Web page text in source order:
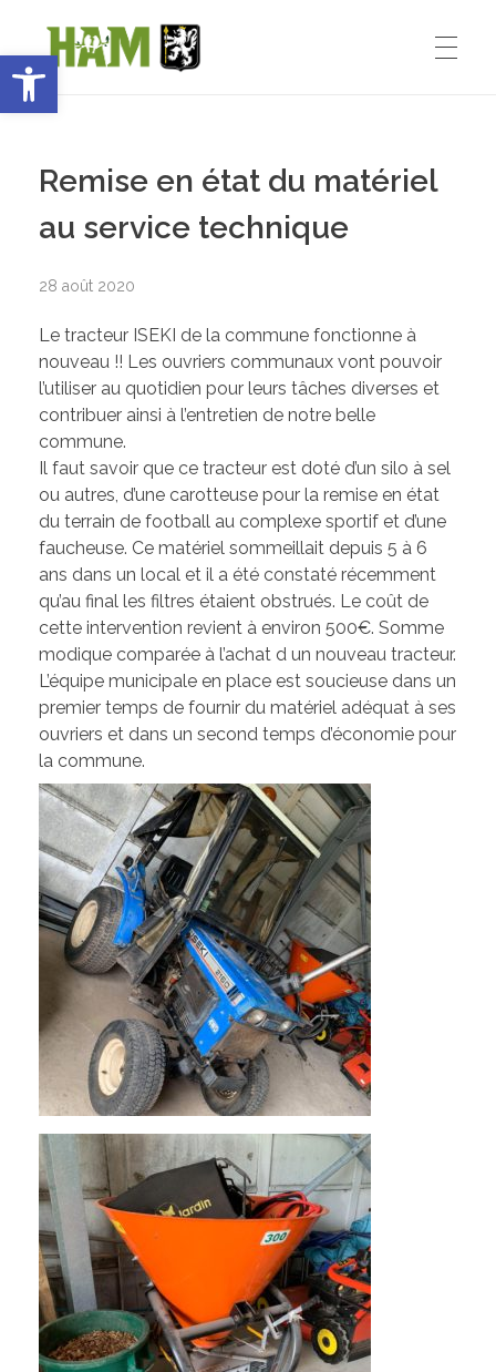
Ouvrir la barre d’outils
Ham-sous-Varsberg
VIE MUNICIPALE
Inventons le HAM de demain
Le Maire : Edmond Bettinger
Le conseil Municipal
Les élus de la CCW
Les délibérations du Conseil Municipal
VIE PRATIQUE
Les Entreprises de Ham
Les Associations de Ham
Permanences
Bulletins Municipaux
Cartes et Plans
Assainissement
Code de bonne conduite
Règlement du Cimetière
DICRIM
SPORT ET ENSEIGNEMENT
Assistant(e)s maternel(le)s
ACTUALITÉS
Remise en état du matériel
au service technique
28 août 2020
Le tracteur ISEKI de la commune fonctionne à
nouveau !! Les ouvriers communaux vont pouvoir
l’utiliser au quotidien pour leurs tâches diverses et
contribuer ainsi à l’entretien de notre belle
commune.
Il faut savoir que ce tracteur est doté d’un silo à sel
ou autres, d’une carotteuse pour la remise en état
du terrain de football au complexe sportif et d’une
faucheuse. Ce matériel sommeillait depuis 5 à 6
ans dans un local et il a été constaté récemment
qu’au final les filtres étaient obstrués. Le coût de
cette intervention revient à environ 500€. Somme
modique comparée à l’achat d un nouveau tracteur.
L’équipe municipale en place est soucieuse dans un
premier temps de fournir du matériel adéquat à ses
ouvriers et dans un second temps d’économie pour
la commune.